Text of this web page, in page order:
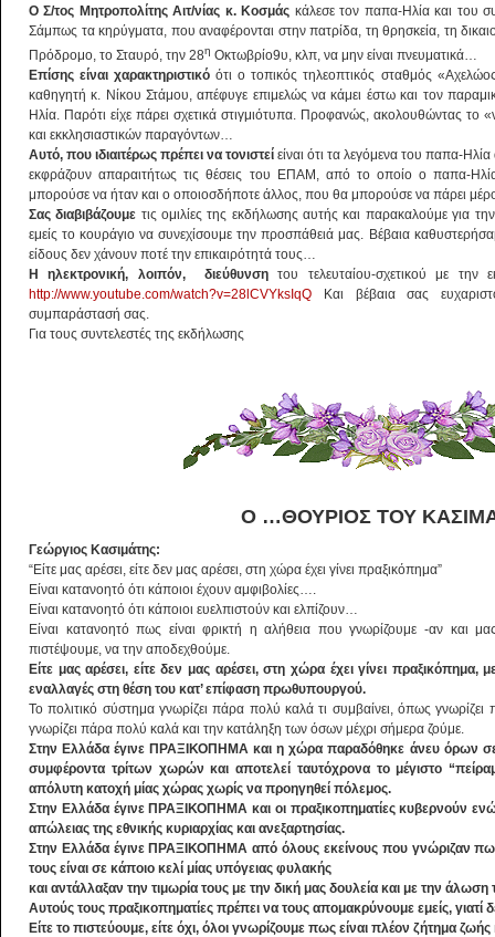
Ο Σ/τος Μητροπολίτης Αιτ/νίας κ. Κοσμάς κάλεσε τον παπα-Ηλία και του
Σάμπως τα κηρύγματα, που αναφέρονται στην πατρίδα, τη θρησκεία, τη
Πρόδρομο, το Σταυρό, την 28η Οκτωβρίο9υ, κλπ, να μην είναι πνευματικά…
Επίσης είναι χαρακτηριστικό ότι ο τοπικός τηλεοπτικός σταθμός
καθηγητή κ. Νίκου Στάμου, απέφυγε επιμελώς να κάμει έστω και τον
Ηλία. Παρότι είχε πάρει σχετικά στιγμιότυπα. Προφανώς, ακολουθώντας το
και εκκλησιαστικών παραγόντων…
Αυτό, που ιδιαιτέρως πρέπει να τονιστεί είναι ότι τα λεγόμενα του παπα-
εκφράζουν απαραιτήτως τις θέσεις του ΕΠΑΜ, από το οποίο ο παπα-
μπορούσε να ήταν και ο οποιοσδήποτε άλλος, που θα μπορούσε να πάρει
Σας διαβιβάζουμε τις ομιλίες της εκδήλωσης αυτής και παρακαλούμε για
εμείς το κουράγιο να συνεχίσουμε την προσπάθειά μας. Βέβαια
είδους δεν χάνουν ποτέ την επικαιρότητά τους…
Η ηλεκτρονική, λοιπόν, διεύθυνσητου τελευταίου-σχετικού με την
http://www.youtube.com/watch?v=28lCVYksIqQ Και βέβαια σας
συμπαράστασή σας.
Για τους συντελεστές της εκδήλωσης
Ο …ΘΟΥΡΙΟΣ ΤΟΥ
Γεώργιος Κασιμάτης:
“Είτε μας αρέσει, είτε δεν μας αρέσει, στη χώρα έχει γίνει πραξικόπημα”
Είναι κατανοητό ότι κάποιοι έχουν αμφιβολίες….
Είναι κατανοητό ότι κάποιοι ευελπιστούν και ελπίζουν…
Είναι κατανοητό πως είναι φρικτή η αλήθεια που γνωρίζουμε -αν και
πιστέψουμε, να την αποδεχθούμε.
Είτε μας αρέσει, είτε δεν μας αρέσει, στη χώρα έχει γίνει
εναλλαγές στη θέση του κατ’ επίφαση πρωθυπουργού.
Το πολιτικό σύστημα γνωρίζει πάρα πολύ καλά τι συμβαίνει, όπως γνωρίζει
γνωρίζει πάρα πολύ καλά και την κατάληξη των όσων μέχρι σήμερα ζούμε.
Στην Ελλάδα έγινε ΠΡΑΞΙΚΟΠΗΜΑ και η χώρα παραδόθηκε άνευ όρων
συμφέροντα τρίτων χωρών και αποτελεί ταυτόχρονα το μέγιστο
απόλυτη κατοχή μίας χώρας χωρίς να προηγηθεί πόλεμος.
Στην Ελλάδα έγινε ΠΡΑΞΙΚΟΠΗΜΑ και οι πραξικοπηματίες κυβερνούν
απώλειας της εθνικής κυριαρχίας και ανεξαρτησίας.
Στην Ελλάδα έγινε ΠΡΑΞΙΚΟΠΗΜΑ από όλους εκείνους που γνώριζαν
τους είναι σε κάποιο κελί μίας υπόγειας φυλακής
και αντάλλαξαν την τιμωρία τους με την δική μας δουλεία και με την άλωση
Αυτούς τους πραξικοπηματίες πρέπει να τους απομακρύνουμε εμείς, γιατί
Είτε το πιστεύουμε, είτε όχι, όλοι γνωρίζουμε πως είναι πλέον ζήτημα